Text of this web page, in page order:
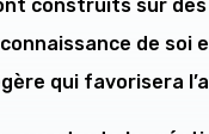
construits sur
de soi
qui favorisera